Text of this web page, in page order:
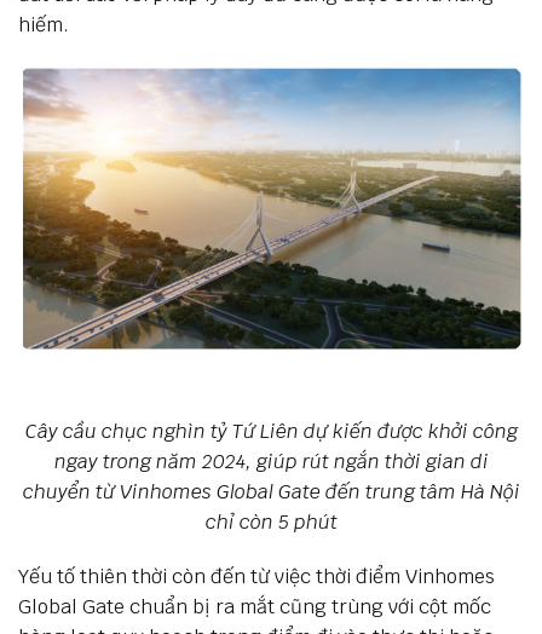
hiếm.
Cây cầu chục nghìn tỷ Tứ Liên dự kiến được khởi công
ngay trong năm 2024, giúp rút ngắn thời gian di
chuyển từ Vinhomes Global Gate đến trung tâm Hà Nội
chỉ còn 5 phút
Yếu tố thiên thời còn đến từ việc thời điểm Vinhomes
Global Gate chuẩn bị ra mắt cũng trùng với cột mốc